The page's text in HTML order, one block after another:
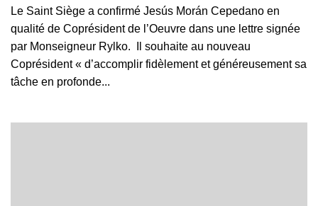
Le Saint Siège a confirmé Jesús Morán Cepedano en
qualité de Coprésident de l’Oeuvre dans une lettre signée
par Monseigneur Rylko. Il souhaite au nouveau
Coprésident « d’accomplir fidèlement et généreusement sa
tâche en profonde...